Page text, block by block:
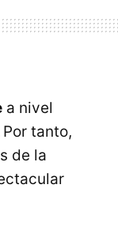
a nivel
tanto,
de la